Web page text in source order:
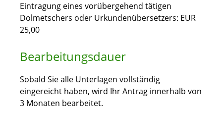
Eintragung eines vorübergehend tätigen
Dolmetschers oder Urkundenübersetzers: EUR
25,00
Bearbeitungsdauer
Sobald Sie alle Unterlagen vollständig
eingereicht haben, wird Ihr Antrag innerhalb von
3 Monaten bearbeitet.